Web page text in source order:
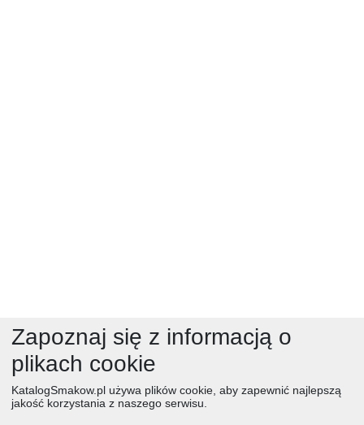
Moje zeszyty
Zapoznaj się z informacją o
plikach cookie
KatalogSmakow.pl używa plików cookie, aby zapewnić najlepszą
jakość korzystania z naszego serwisu.